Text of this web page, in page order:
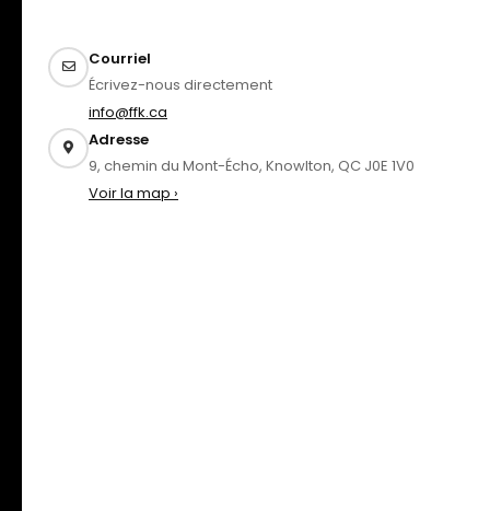
Courriel
Écrivez-nous directement
info@ffk.ca
Adresse
9, chemin du Mont-Écho, Knowlton, QC J0E 1V0
Voir la map ›